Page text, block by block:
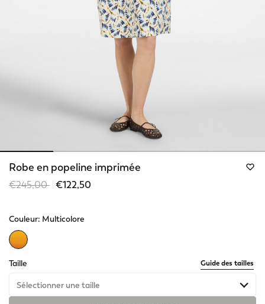
Robe en popeline imprimée
Price reduced from
€245,00to€122,50
Couleur: Multicolore
Taille
Guide des tailles
Sélectionner une taille